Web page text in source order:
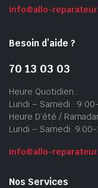
info@allo-
Besoin d’aide ?
70 13 03 03
Heure Quotidien :
Lundi – Samedi :
Heure D’été /
Lundi – Samedi: 9:00-
info@allo-
Nos Services